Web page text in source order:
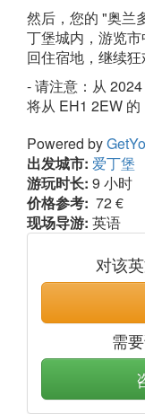
然后，您的 "奥兰
丁堡城内，游览
回住宿地，继续狂
- 请注意：从
将从 EH1 2EW 的
Powered by
出发城市: 爱丁堡
游玩时长: 9 小时
价格参考: 72 €
现场导游: 英语
对该
需